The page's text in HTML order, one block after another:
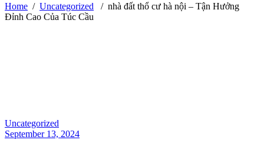
Home / Uncategorized / nhà đất thổ cư hà nội – Tận Hưởng
Đỉnh Cao Của Túc Cầu
Uncategorized
September 13, 2024